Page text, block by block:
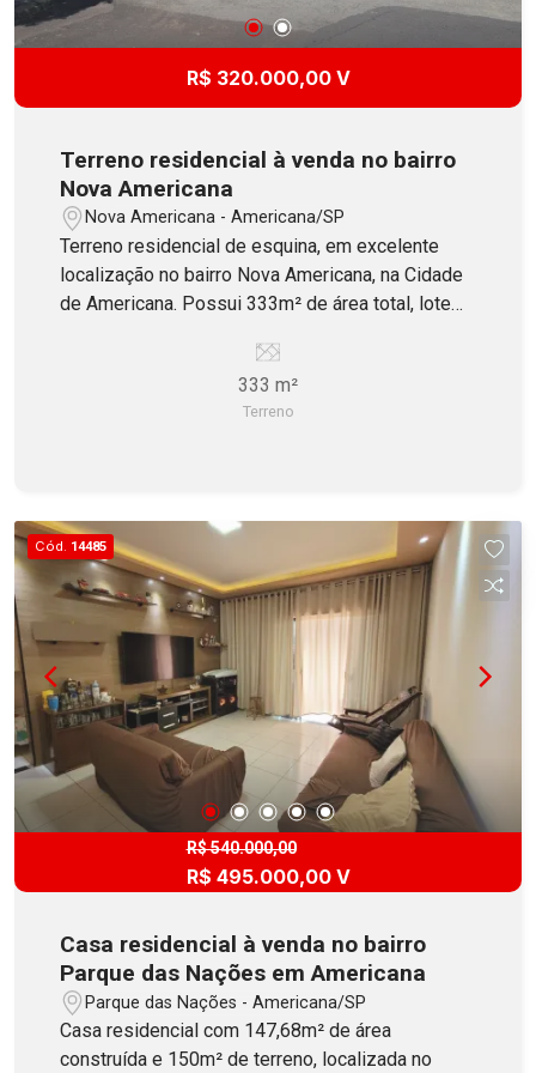
R$ 320.000,00 V
Terreno residencial à venda no bairro
Nova Americana
Nova Americana - Americana/SP
Terreno residencial de esquina, em excelente
localização no bairro Nova Americana, na Cidade
de Americana. Possui 333m² de área total, lote
333 m²
Terreno
Cód. 14485
R$ 540.000,00
R$ 495.000,00 V
Casa residencial à venda no bairro
Parque das Nações em Americana
Parque das Nações - Americana/SP
Casa residencial com 147,68m² de área
construída e 150m² de terreno, localizada no